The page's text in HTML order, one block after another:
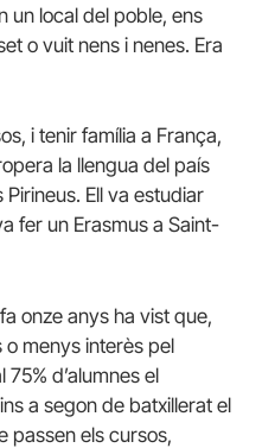
un local del poble, ens
o vuit nens i nenes. Era
i tenir família a França,
la llengua del país
Ell va estudiar
fer un Erasmus a Saint-
onze anys ha vist que,
menys interès pel
d’alumnes el
a segon de batxillerat el
passen els cursos,